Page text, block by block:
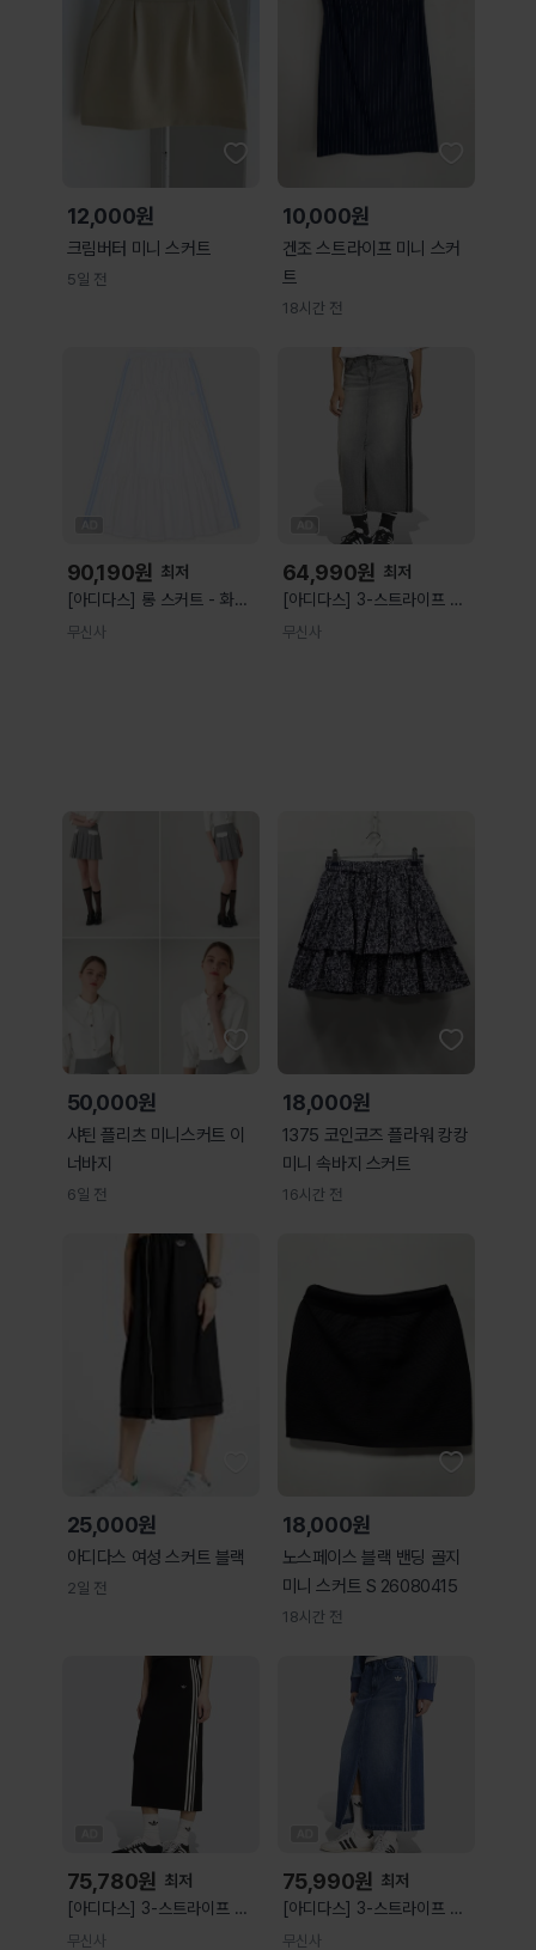
12,000원
크림버터 미니 스커트
5일 전
10,000원
겐조 스트라이프 미니 스커
트
18시간 전
90,190원 최저
[아디다스] 롱 스커트 - 화이
트 / KY5729 KY5729
무신사
64,990원 최저
[아디다스] 3-스트라이프 팬
슬 데님 스커트 - 워싱그레이
무신사
50,000원
샤틴 플리츠 미니스커트 이
너바지
6일 전
18,000원
1375 코인코즈 플라워 캉캉
미니 속바지 스커트
16시간 전
25,000원
아디다스 여성 스커트 블랙
2일 전
18,000원
노스페이스 블랙 밴딩 골지
미니 스커트 S 26080415
18시간 전
75,780원 최저
[아디다스] 3-스트라이프 니
트 스커트 - 블랙 / JW2661
무신사
75,990원 최저
[아디다스] 3-스트라이프 데
님 롱 스커트 - 인디고데님 /
무신사